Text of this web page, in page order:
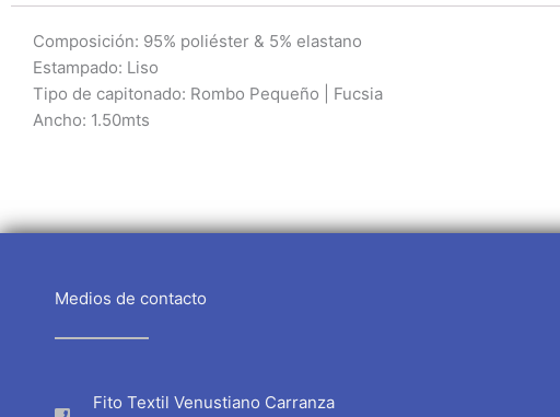
Composición: 95% poliéster & 5% elastano
Estampado: Liso
Tipo de capitonado: Rombo Pequeño | Fucsia
Ancho: 1.50mts
Medios de contacto
Fito Textil Venustiano Carranza